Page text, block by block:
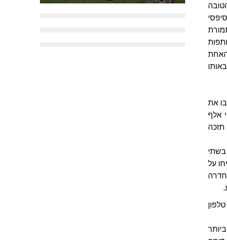
. עמודי שיש ופסיפסי
האחת
באותו
בו את
אלף
תזכה
בשתי
על